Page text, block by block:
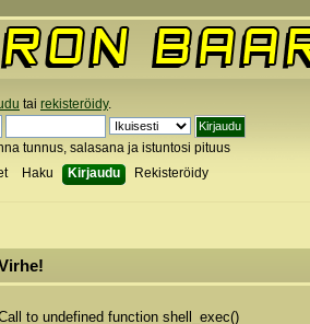
tai rekisteröidy.
tunnus, salasana ja istuntosi pituus
Haku Kirjaudu Rekisteröidy
to undefined function shell_exec()